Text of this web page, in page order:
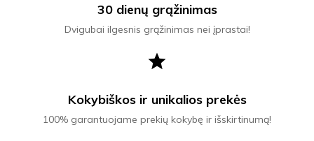
30 dienų grąžinimas
Dvigubai ilgesnis grąžinimas nei įprastai!
star
Kokybiškos ir unikalios prekės
100% garantuojame prekių kokybę ir išskirtinumą!